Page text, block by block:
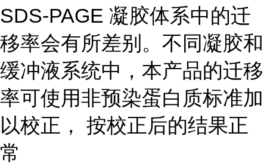
SDS-PAGE 凝胶体系中的迁
移率会有所差别。不同凝胶和
缓冲液系统中，本产品的迁移
率可使用非预染蛋白质标准加
以校正， 按校正后的结果正
常